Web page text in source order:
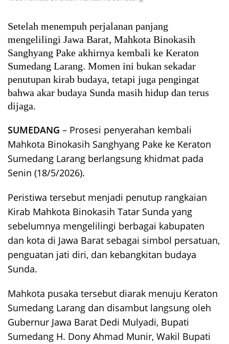
Setelah menempuh perjalanan panjang
mengelilingi Jawa Barat, Mahkota Binokasih
Sanghyang Pake akhirnya kembali ke Keraton
Sumedang Larang. Momen ini bukan sekadar
penutupan kirab budaya, tetapi juga pengingat
bahwa akar budaya Sunda masih hidup dan terus
dijaga.
SUMEDANG – Prosesi penyerahan kembali
Mahkota Binokasih Sanghyang Pake ke Keraton
Sumedang Larang berlangsung khidmat pada
Senin (18/5/2026).
Peristiwa tersebut menjadi penutup rangkaian
Kirab Mahkota Binokasih Tatar Sunda yang
sebelumnya mengelilingi berbagai kabupaten
dan kota di Jawa Barat sebagai simbol persatuan,
penguatan jati diri, dan kebangkitan budaya
Sunda.
Mahkota pusaka tersebut diarak menuju Keraton
Sumedang Larang dan disambut langsung oleh
Gubernur Jawa Barat Dedi Mulyadi, Bupati
Sumedang H. Dony Ahmad Munir, Wakil Bupati